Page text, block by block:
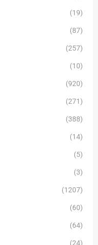
(19)
(87)
(257)
(10)
(920)
(271)
(388)
(14)
(5)
(3)
(1207)
(60)
(64)
(24)